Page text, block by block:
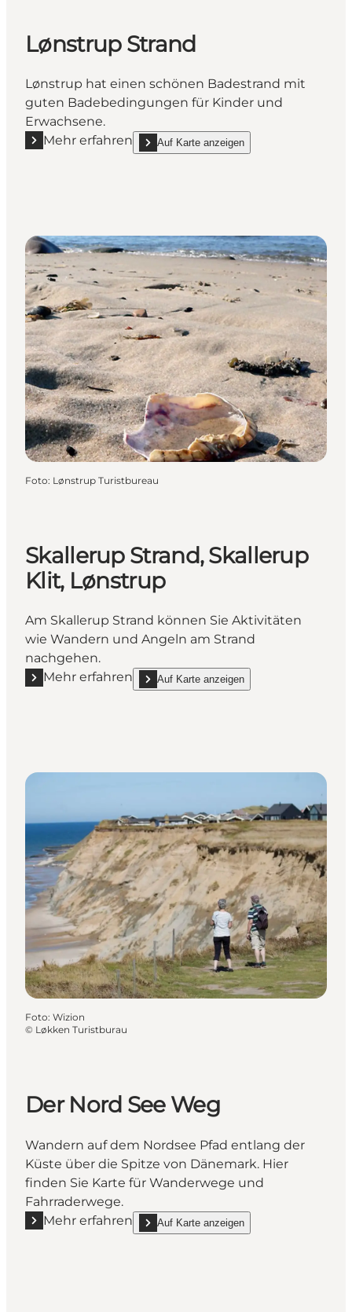
Lønstrup Strand
Lønstrup hat einen schönen Badestrand mit
guten Badebedingungen für Kinder und
Erwachsene.
Mehr erfahren
Mehr erfahren "Lønstrup Strand"
Auf Karte anzeigen
show Lønstrup Strand on_map
Foto: Lønstrup Turistbureau
Skallerup Strand, Skallerup
Klit, Lønstrup
Am Skallerup Strand können Sie Aktivitäten
wie Wandern und Angeln am Strand
nachgehen.
Mehr erfahren
Mehr erfahren "Skallerup Strand, Skallerup Klit,
Auf Karte anzeigen
show Skallerup Strand, Skallerup Klit,
Foto: Wizion
© Løkken Turistburau
Der Nord See Weg
Wandern auf dem Nordsee Pfad entlang der
Küste über die Spitze von Dänemark. Hier
finden Sie Karte für Wanderwege und
Fahrraderwege.
Mehr erfahren
Mehr erfahren "Der Nord See Weg"
Auf Karte anzeigen
show Der Nord See Weg on_map